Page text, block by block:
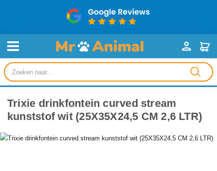
Producten
zoeken
Trixie drinkfontein curved stream
kunststof wit (25X35X24,5 CM 2,6 LTR)